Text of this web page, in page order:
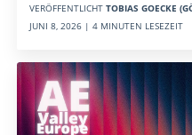
VERÖFFENTLICHT TOBIAS GOECKE
JUNI 8, 2026 | 4 MINUTEN LESEZEIT